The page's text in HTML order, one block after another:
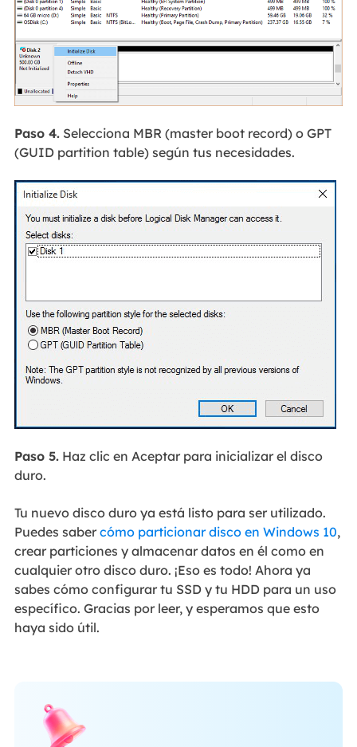
Paso 4.Selecciona MBR (master boot record) o GPT
(GUID partition table) según tus necesidades.
Paso 5.Haz clic en Aceptar para inicializar el disco
duro.
Tu nuevo disco duro ya está listo para ser utilizado.
Puedes saber cómo particionar disco en Windows 10,
crear particiones y almacenar datos en él como en
cualquier otro disco duro. ¡Eso es todo! Ahora ya
sabes cómo configurar tu SSD y tu HDD para un uso
específico. Gracias por leer, y esperamos que esto
haya sido útil.